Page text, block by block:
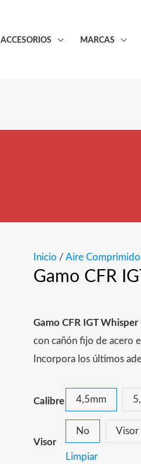
ACCESORIOS MARCAS
Inicio / Aire Comprimido
Gamo CFR
Gamo CFR IGT Whisper
con cañón fijo de acero
Incorpora los últimos
Calibre 4,5mm
Visor
No Visor
Limpiar